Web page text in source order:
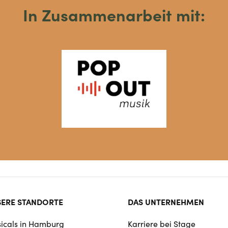
In Zusammenarbeit mit:
STANDORTE
in Hamburg
DAS UNTERNEHMEN
Karriere bei Stage